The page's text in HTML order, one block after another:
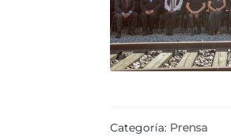
Categoría: Prensa